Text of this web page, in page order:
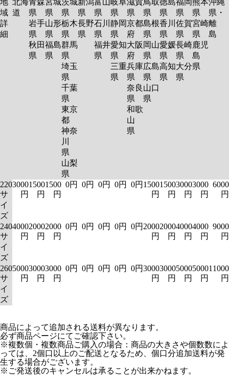
地
域
詳
細
北海
道
青森
県
岩手
県
秋田
県
宮城
県
山形
県
福島
県
茨城
県
栃木
県
群馬
県
埼玉
県
千葉
県
東京
都
神奈
川
県
山梨
県
新潟
県
長野
県
富山
県
石川
県
福井
県
岐阜
県
静岡
県
愛知
県
三重
県
滋賀
県
京都
府
大阪
府
兵庫
県
奈良
県
和歌
山
県
鳥取
県
島根
県
岡山
県
広島
県
山口
県
徳島
県
香川
県
愛媛
県
高知
県
福岡
県
佐賀
県
長崎
県
大分
県
熊本
県
宮崎
県
鹿児
島
県
沖縄
県・
離
島
220
サ
イ
ズ
3000
円
1500
円
1500
円
0円 0円 0円 0円 0円 1500
円
1500
円
3000
円
3000
円
6000
円
240
サ
イ
ズ
4000
円
2000
円
2000
円
0円 0円 0円 0円 0円 2000
円
2000
円
4000
円
4000
円
9000
円
260
サ
イ
ズ
5000
円
3000
円
3000
円
0円 0円 0円 0円 0円3000
円
3000
円
5000
円
5000
円
11000
円
商品によって追加される送料が異なります。
必ず商品ページにてご確認下さい。
※複数個・複数商品ご購入の場合：商品の大きさや個数数によ
っては、2個口以上のご配送となるため、個口分追加送料が発
生する場合がございます。
※ご発送後のキャンセルは承ることが出来かねます。